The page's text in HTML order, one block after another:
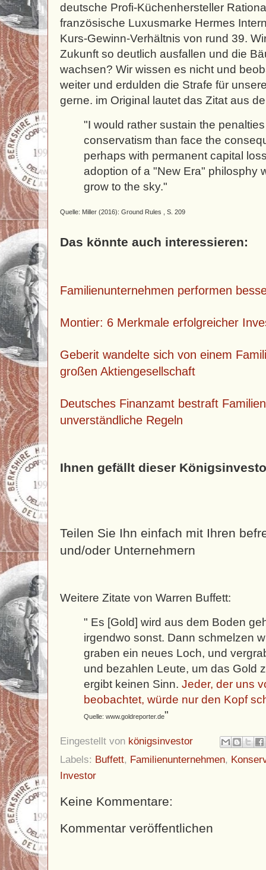
deutsche Profi-Küchenhersteller
französische Luxusmarke Hermes
Kurs-Gewinn-Verhältnis von rund 39.
Zukunft so deutlich ausfallen und die
wachsen? Wir wissen es nicht und
weiter und erdulden die Strafe für
gerne. im Original lautet das Zitat aus
"I would rather sustain the
conservatism than face the
perhaps with permanent capital
adoption of a "New Era" philosphy
grow to the sky."
Quelle: Miller (2016): Ground Rules , S. 209
Das könnte auch interessieren:
Familienunternehmen performen
Montier: 6 Merkmale erfolgreicher
Geberit wandelte sich von einem
großen Aktiengesellschaft
Deutsches Finanzamt bestraft
unverständliche Regeln
Ihnen gefällt dieser
Teilen Sie Ihn einfach mit Ihren
und/oder Unternehmern
Weitere Zitate von Warren Buffett:
" Es [Gold] wird aus dem Boden
irgendwo sonst. Dann schmelzen
graben ein neues Loch, und
und bezahlen Leute, um das Gold
ergibt keinen Sinn. Jeder, der uns
beobachtet, würde nur den Kopf
Quelle: www.goldreporter.de"
Eingestellt von königsinvestor
Labels: Buffett, Familienunternehmen,
Investor
Keine Kommentare:
Kommentar veröffentlichen